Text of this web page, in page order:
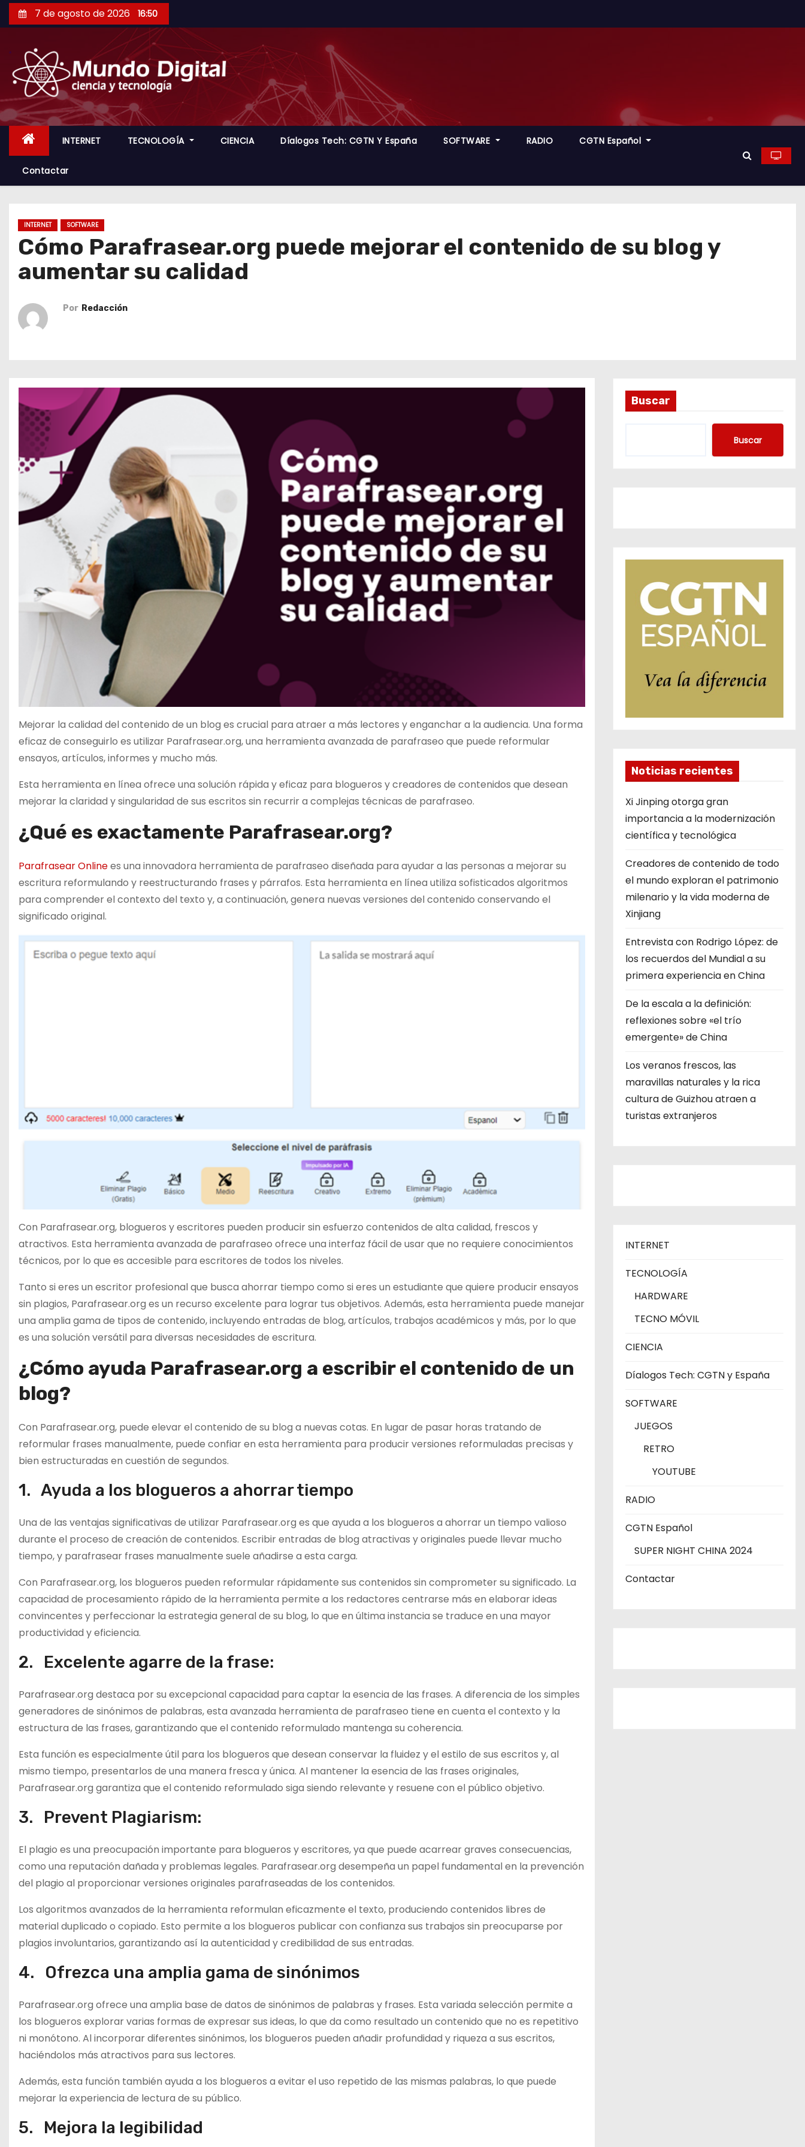
a
a
l
7 de agosto de 2026 16:50
INTERNET TECNOLOGÍA CIENCIA Díalogos Tech: CGTN Y España SOFTWARE RADIO CGTN Español
Contactar
INTERNET SOFTWARE
Cómo Parafrasear.org puede mejorar el contenido de su blog y
aumentar su calidad
Por Redacción
Mejorar la calidad del contenido de un blog es crucial para atraer a más lectores y enganchar a la audiencia. Una forma
eficaz de conseguirlo es utilizar Parafrasear.org, una herramienta avanzada de parafraseo que puede reformular
ensayos, artículos, informes y mucho más.
Esta herramienta en línea ofrece una solución rápida y eficaz para blogueros y creadores de contenidos que desean
mejorar la claridad y singularidad de sus escritos sin recurrir a complejas técnicas de parafraseo.
¿Qué es exactamente Parafrasear.org?
Parafrasear Onlinees una innovadora herramienta de parafraseo diseñada para ayudar a las personas a mejorar su
escritura reformulando y reestructurando frases y párrafos. Esta herramienta en línea utiliza sofisticados algoritmos
para comprender el contexto del texto y, a continuación, genera nuevas versiones del contenido conservando el
significado original.
Con Parafrasear.org, blogueros y escritores pueden producir sin esfuerzo contenidos de alta calidad, frescos y
atractivos. Esta herramienta avanzada de parafraseo ofrece una interfaz fácil de usar que no requiere conocimientos
técnicos, por lo que es accesible para escritores de todos los niveles.
Tanto si eres un escritor profesional que busca ahorrar tiempo como si eres un estudiante que quiere producir ensayos
sin plagios, Parafrasear.org es un recurso excelente para lograr tus objetivos. Además, esta herramienta puede manejar
una amplia gama de tipos de contenido, incluyendo entradas de blog, artículos, trabajos académicos y más, por lo que
es una solución versátil para diversas necesidades de escritura.
¿Cómo ayuda Parafrasear.org a escribir el contenido de un
blog?
Con Parafrasear.org, puede elevar el contenido de su blog a nuevas cotas. En lugar de pasar horas tratando de
reformular frases manualmente, puede confiar en esta herramienta para producir versiones reformuladas precisas y
bien estructuradas en cuestión de segundos.
1. Ayuda a los blogueros a ahorrar tiempo
Una de las ventajas significativas de utilizar Parafrasear.org es que ayuda a los blogueros a ahorrar un tiempo valioso
durante el proceso de creación de contenidos. Escribir entradas de blog atractivas y originales puede llevar mucho
tiempo, y parafrasear frases manualmente suele añadirse a esta carga.
Con Parafrasear.org, los blogueros pueden reformular rápidamente sus contenidos sin comprometer su significado. La
capacidad de procesamiento rápido de la herramienta permite a los redactores centrarse más en elaborar ideas
convincentes y perfeccionar la estrategia general de su blog, lo que en última instancia se traduce en una mayor
productividad y eficiencia.
2. Excelente agarre de la frase:
Parafrasear.org destaca por su excepcional capacidad para captar la esencia de las frases. A diferencia de los simples
generadores de sinónimos de palabras, esta avanzada herramienta de parafraseo tiene en cuenta el contexto y la
estructura de las frases, garantizando que el contenido reformulado mantenga su coherencia.
Esta función es especialmente útil para los blogueros que desean conservar la fluidez y el estilo de sus escritos y, al
mismo tiempo, presentarlos de una manera fresca y única. Al mantener la esencia de las frases originales,
Parafrasear.org garantiza que el contenido reformulado siga siendo relevante y resuene con el público objetivo.
3. Prevent Plagiarism:
El plagio es una preocupación importante para blogueros y escritores, ya que puede acarrear graves consecuencias,
como una reputación dañada y problemas legales. Parafrasear.org desempeña un papel fundamental en la prevención
del plagio al proporcionar versiones originales parafraseadas de los contenidos.
Los algoritmos avanzados de la herramienta reformulan eficazmente el texto, produciendo contenidos libres de
material duplicado o copiado. Esto permite a los blogueros publicar con confianza sus trabajos sin preocuparse por
plagios involuntarios, garantizando así la autenticidad y credibilidad de sus entradas.
4. Ofrezca una amplia gama de sinónimos
Parafrasear.org ofrece una amplia base de datos de sinónimos de palabras y frases. Esta variada selección permite a
los blogueros explorar varias formas de expresar sus ideas, lo que da como resultado un contenido que no es repetitivo
ni monótono. Al incorporar diferentes sinónimos, los blogueros pueden añadir profundidad y riqueza a sus escritos,
haciéndolos más atractivos para sus lectores.
Además, esta función también ayuda a los blogueros a evitar el uso repetido de las mismas palabras, lo que puede
mejorar la experiencia de lectura de su público.
5. Mejora la legibilidad
Buscar
Buscar
Noticias recientes
Xi Jinping otorga gran
importancia a la modernización
científica y tecnológica
Creadores de contenido de todo
el mundo exploran el patrimonio
milenario y la vida moderna de
Xinjiang
Entrevista con Rodrigo López: de
los recuerdos del Mundial a su
primera experiencia en China
De la escala a la definición:
reflexiones sobre «el trío
emergente» de China
Los veranos frescos, las
maravillas naturales y la rica
cultura de Guizhou atraen a
turistas extranjeros
INTERNET
TECNOLOGÍA
HARDWARE
TECNO MÓVIL
CIENCIA
Díalogos Tech: CGTN y España
SOFTWARE
JUEGOS
RETRO
YOUTUBE
RADIO
CGTN Español
SUPER NIGHT CHINA 2024
Contactar